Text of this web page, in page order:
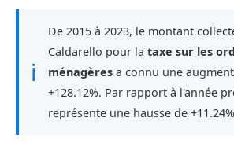
ℹ
De 2015 à 2023, le montant
Caldarello pour la taxe sur les
ménagères a connu une
+128.12%. Par rapport à l'année
représente une hausse de